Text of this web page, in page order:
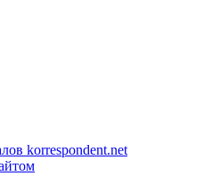
korrespondent.net